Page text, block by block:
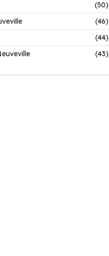
(50)
(46)
(44)
(43)